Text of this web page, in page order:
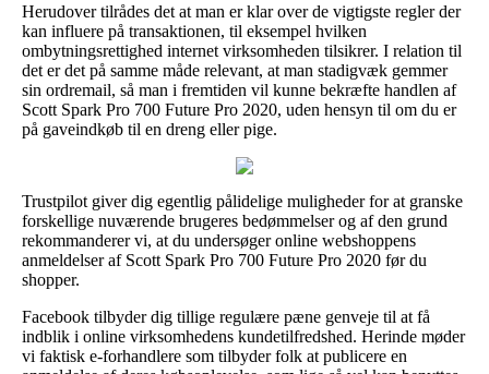
Herudover tilrådes det at man er klar over de vigtigste regler der
kan influere på transaktionen, til eksempel hvilken
ombytningsrettighed internet virksomheden tilsikrer. I relation til
det er det på samme måde relevant, at man stadigvæk gemmer
sin ordremail, så man i fremtiden vil kunne bekræfte handlen af
Scott Spark Pro 700 Future Pro 2020, uden hensyn til om du er
på gaveindkøb til en dreng eller pige.
Trustpilot giver dig egentlig pålidelige muligheder for at granske
forskellige nuværende brugeres bedømmelser og af den grund
rekommanderer vi, at du undersøger online webshoppens
anmeldelser af Scott Spark Pro 700 Future Pro 2020 før du
shopper.
Facebook tilbyder dig tillige regulære pæne genveje til at få
indblik i online virksomhedens kundetilfredshed. Herinde møder
vi faktisk e-forhandlere som tilbyder folk at publicere en